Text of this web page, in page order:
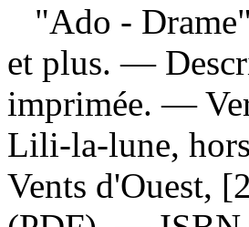
"Ado -
et plus. —
imprimée. —
Lili-la-lune,
Vents d'Ouest,